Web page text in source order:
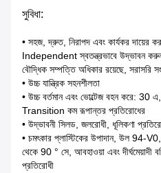
সুবিধা:
• সহজ, দ্রুত, নিরাপদ এবং কার্যকর দায়ের
Independent স্বতন্ত্রভাবে উদ্ভাবন
বৌদ্ধিক সম্পত্তি অধিকার রয়েছে, সরাসরি
• উচ্চ যান্ত্রিক সহনশীলতা
• উচ্চ বর্তমান এবং ভোল্টেজ বহন করে: 30
Transition কম রূপান্তর প্রতিরোধের
• উদ্ভাবনী সিলড, জলরোধী, ধূলিকণা
• চমৎকার প্লাস্টিকের উপাদান, উল 94-
থেকে 90 ° সে, আবহাওয়া এবং দীর্ঘমেয়াদী
প্রতিরোধী